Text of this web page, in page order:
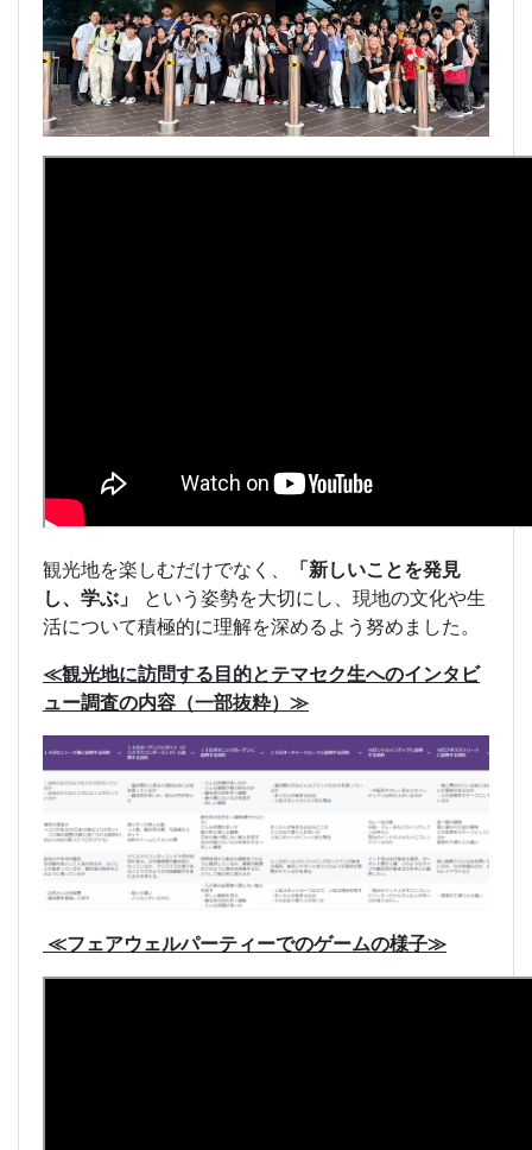
観光地を楽しむだけでなく、
「新しいことを発見
し、学ぶ」
という姿勢を大切にし、現地の文化や生
活について積極的に理解を深めるよう努めました。
≪観光地に訪問する目的とテマセク生へのインタビ
ュー調査の内容（一部抜粋）≫
≪フェアウェルパーティーでのゲームの様子≫